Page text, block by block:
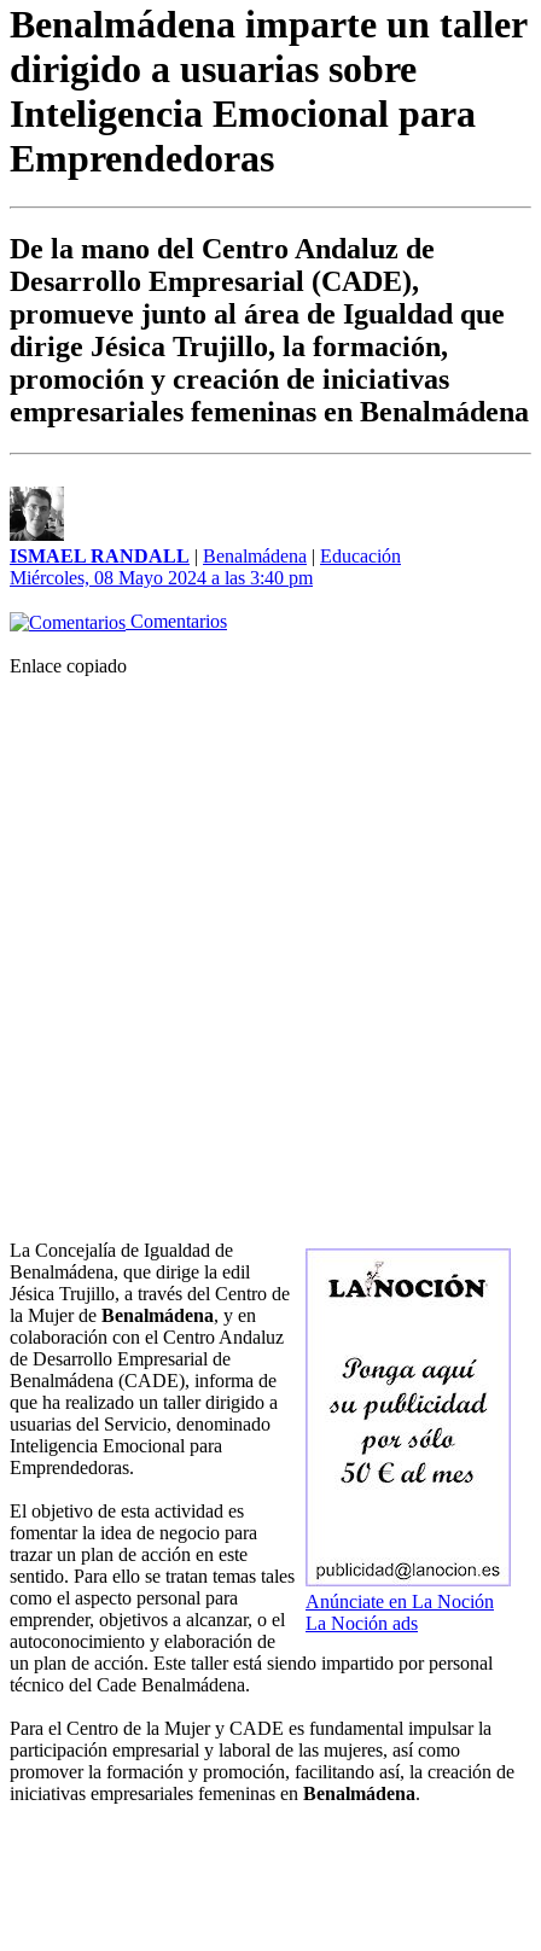
Benalmádena imparte un taller
dirigido a usuarias sobre
Inteligencia Emocional para
Emprendedoras
De la mano del Centro Andaluz de
Desarrollo Empresarial (CADE),
promueve junto al área de Igualdad que
dirige Jésica Trujillo, la formación,
promoción y creación de iniciativas
empresariales femeninas en Benalmádena
ISMAEL RANDALL | Benalmádena | Educación
Miércoles, 08 Mayo 2024 a las 3:40 pm
Comentarios
Enlace copiado
Anúnciate en La Noción
La Noción ads
La Concejalía de Igualdad de
Benalmádena, que dirige la edil
Jésica Trujillo, a través del Centro de
la Mujer de Benalmádena, y en
colaboración con el Centro Andaluz
de Desarrollo Empresarial de
Benalmádena (CADE), informa de
que ha realizado un taller dirigido a
usuarias del Servicio, denominado
Inteligencia Emocional para
Emprendedoras.
El objetivo de esta actividad es
fomentar la idea de negocio para
trazar un plan de acción en este
sentido. Para ello se tratan temas tales
como el aspecto personal para
emprender, objetivos a alcanzar, o el
autoconocimiento y elaboración de
un plan de acción. Este taller está siendo impartido por personal
técnico del Cade Benalmádena.
Para el Centro de la Mujer y CADE es fundamental impulsar la
participación empresarial y laboral de las mujeres, así como
promover la formación y promoción, facilitando así, la creación de
iniciativas empresariales femeninas en Benalmádena.